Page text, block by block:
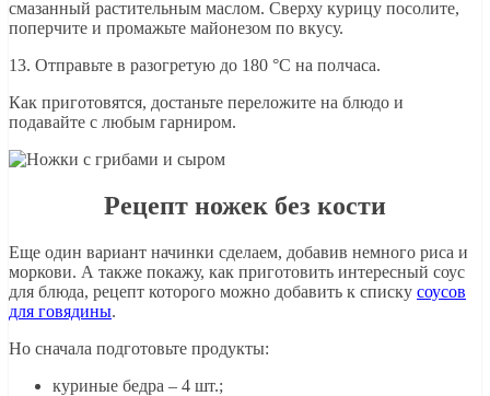
смазанный растительным маслом. Сверху курицу посолите,
поперчите и промажьте майонезом по вкусу.
13. Отправьте в разогретую до 180 °C на полчаса.
Как приготовятся, достаньте переложите на блюдо и
подавайте с любым гарниром.
Рецепт ножек без кости
Еще один вариант начинки сделаем, добавив немного риса и
моркови. А также покажу, как приготовить интересный соус
для блюда, рецепт которого можно добавить к списку соусов
для говядины.
Но сначала подготовьте продукты:
куриные бедра – 4 шт.;